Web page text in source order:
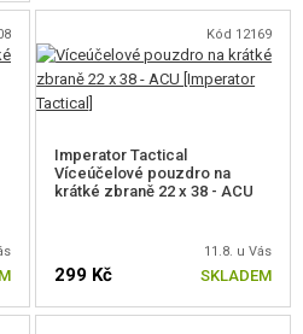
Kód 12169
Imperator Tactical
Víceúčelové pouzdro na
krátké zbraně 22 x 38 - ACU
11.8. u Vás
299 Kč SKLADEM